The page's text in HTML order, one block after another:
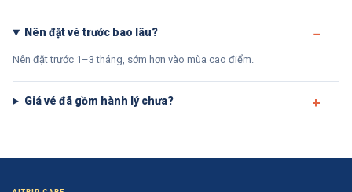
Nên đặt vé trước bao lâu?
Nên đặt trước 1–3 tháng, sớm hơn vào mùa cao điểm.
Giá vé đã gồm hành lý chưa?